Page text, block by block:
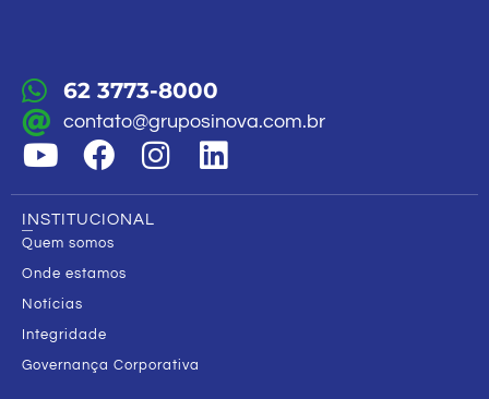
62 3773-8000
contato@gruposinova.com.br
INSTITUCIONAL
Quem somos
Onde estamos
Notícias
Integridade
Governança Corporativa